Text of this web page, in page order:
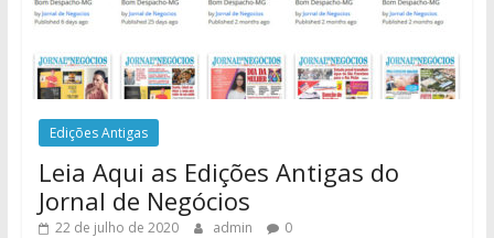
Edições Antigas
Leia Aqui as Edições Antigas do
Jornal de Negócios
22 de julho de 2020 admin 0